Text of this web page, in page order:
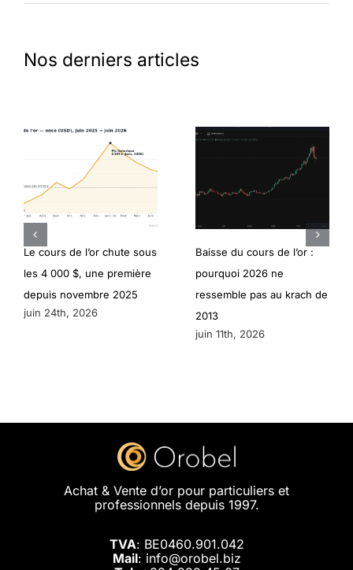
Nos derniers articles
Le cours de l’or chute sous
les 4 000 $, une première
depuis novembre 2025
juin 24th, 2026
Baisse du cours de l’or :
pourquoi 2026 ne
ressemble pas au krach de
2013
juin 11th, 2026
Achat & Vente d’or pour particuliers et
professionnels depuis 1997.
TVA: BE0460.901.042
Mail: info@orobel.biz